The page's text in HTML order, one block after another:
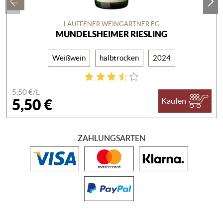
LAUFFENER WEINGÄRTNER EG
MUNDELSHEIMER RIESLING
Weißwein halbtrocken 2024
5,50 €/L
5,50 € Kaufen
ZAHLUNGSARTEN